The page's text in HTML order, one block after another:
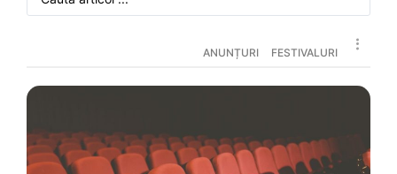
ANUNȚURI FESTIVALURI